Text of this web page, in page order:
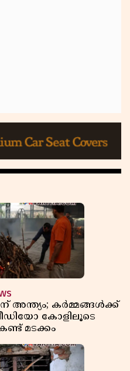
അന്ത്യം; കർമ്മങ്ങൾക്ക്
കോളിലൂടെ
മടക്കം